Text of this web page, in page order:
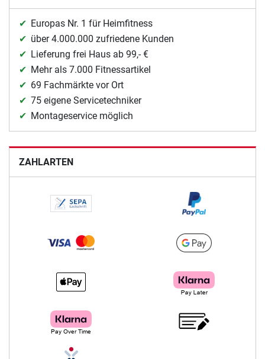
Europas Nr. 1 für Heimfitness
über 4.000.000 zufriedene Kunden
Lieferung frei Haus ab 99,- €
Mehr als 7.000 Fitnessartikel
69 Fachmärkte vor Ort
75 eigene Servicetechniker
Montageservice möglich
ZAHLARTEN